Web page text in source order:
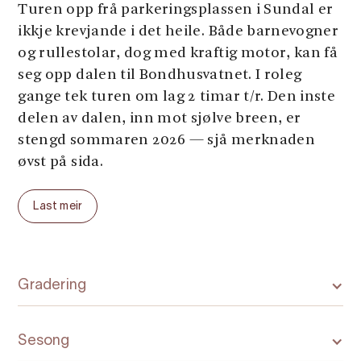
Turen opp frå parkeringsplassen i Sundal er
ikkje krevjande i det heile. Både barnevogner
og rullestolar, dog med kraftig motor, kan få
seg opp dalen til Bondhusvatnet. I roleg
gange tek turen om lag 2 timar t/r. Den inste
delen av dalen, inn mot sjølve breen, er
stengd sommaren 2026 — sjå merknaden
øvst på sida.
Parkering, ta av i kryss ved FV 551, merka
Bondhusbrea, kjør ca 500 meter til P-Plass
vakt/turistvert. Betaling er 125,- kr pr
Dette gjer ein på P-automat og billett legges
Last meir
Gradering
Sesong